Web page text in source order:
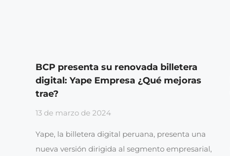
BCP presenta su renovada billetera
digital: Yape Empresa ¿Qué mejoras
trae?
13 de marzo de 2024
Yape, la billetera digital peruana, presenta una
nueva versión dirigida al segmento empresarial,